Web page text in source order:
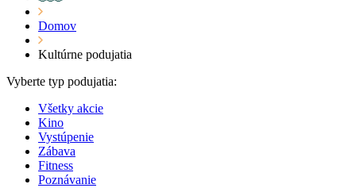
Domov
Kultúrne podujatia
Vyberte typ podujatia:
Všetky akcie
Kino
Vystúpenie
Zábava
Fitness
Poznávanie